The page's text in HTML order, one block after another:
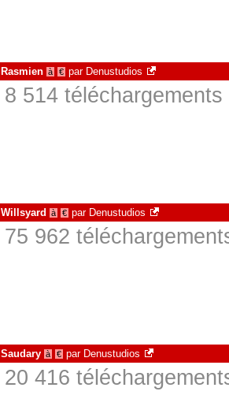
Rasmien à € par Denustudios
8 514
Willsyard à € par Denustudios
75 962
Saudary à € par Denustudios
20 416